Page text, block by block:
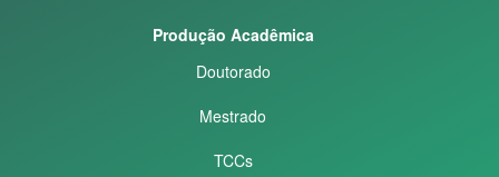
Produção Acadêmica
Doutorado
Mestrado
TCCs